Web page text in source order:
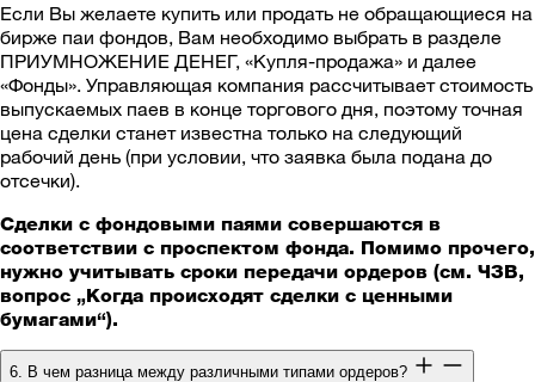
Если Вы желаете купить или продать не обращающиеся на
бирже паи фондов, Вам необходимо выбрать в разделе
ПРИУМНОЖЕНИЕ ДЕНЕГ, «Купля-продажа» и далее
«Фонды». Управляющая компания рассчитывает стоимость
выпускаемых паев в конце торгового дня, поэтому точная
цена сделки станет известна только на следующий
рабочий день (при условии, что заявка была подана до
отсечки).
Сделки с фондовыми паями совершаются в
соответствии с проспектом фонда. Помимо прочего,
нужно учитывать сроки передачи ордеров (см. ЧЗВ,
вопрос „Когда происходят сделки с ценными
бумагами“).
6. В чем разница между различными типами ордеров?